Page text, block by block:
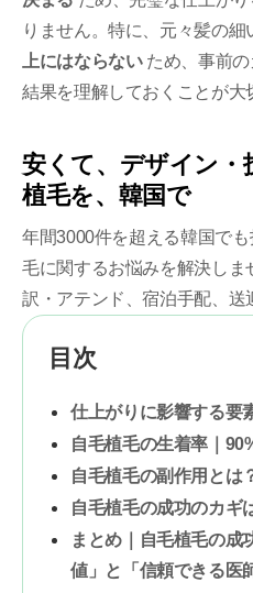
りません。特に、元々髪の細
上にはならないため、事前の
結果を理解しておくことが大
安くて、デザイン・
植毛を、韓国で
年間3000件を超える韓国で
毛に関するお悩みを解決しま
訳・アテンド、宿泊手配、送
目次
仕上がりに影響する要
自毛植毛の生着率｜
自毛植毛の副作用とは
自毛植毛の成功のカギ
まとめ｜自毛植毛の成
値」と「信頼できる医